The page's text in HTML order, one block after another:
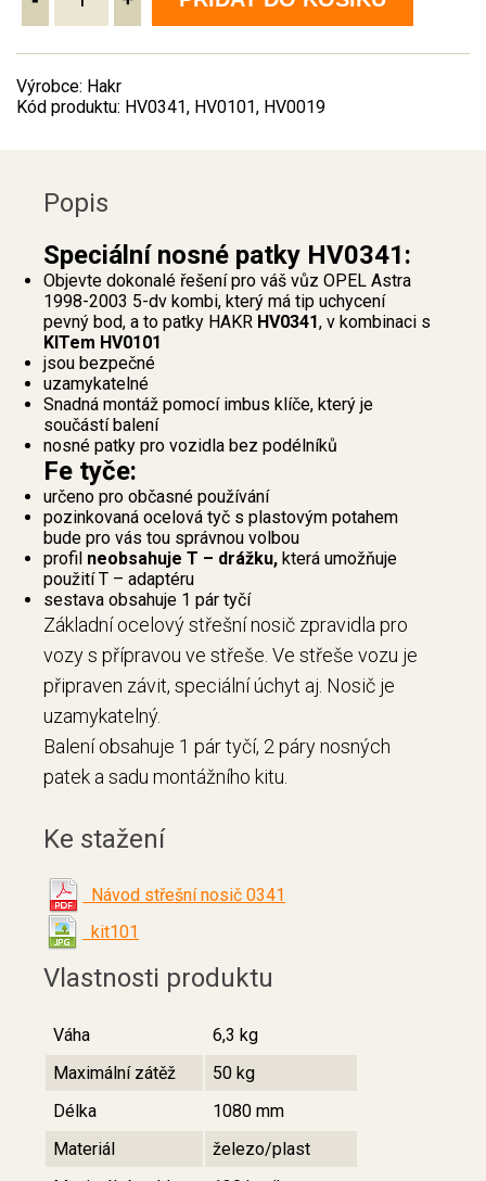
Výrobce: Hakr
Kód produktu: HV0341, HV0101, HV0019
Popis
Speciální nosné patky HV0341:
Objevte dokonalé řešení pro váš vůz OPEL Astra
1998-2003 5-dv kombi, který má tip uchycení
pevný bod, a to patky HAKR HV0341, v kombinaci s
KITem HV0101
jsou bezpečné
uzamykatelné
Snadná montáž pomocí imbus klíče, který je
součástí balení
nosné patky pro vozidla bez podélníků
Fe tyče:
určeno pro občasné používání
pozinkovaná ocelová tyč s plastovým potahem
bude pro vás tou správnou volbou
profil neobsahuje T – drážku, která umožňuje
použití T – adaptéru
sestava obsahuje 1 pár tyčí
Základní ocelový střešní nosič zpravidla pro
vozy s přípravou ve střeše. Ve střeše vozu je
připraven závit, speciální úchyt aj. Nosič je
uzamykatelný.
Balení obsahuje 1 pár tyčí, 2 páry nosných
patek a sadu montážního kitu.
Ke stažení
Návod střešní nosič 0341
kit101
Vlastnosti produktu
Váha
6,3 kg
Maximální zátěž
50 kg
Délka
1080 mm
Materiál
železo/plast